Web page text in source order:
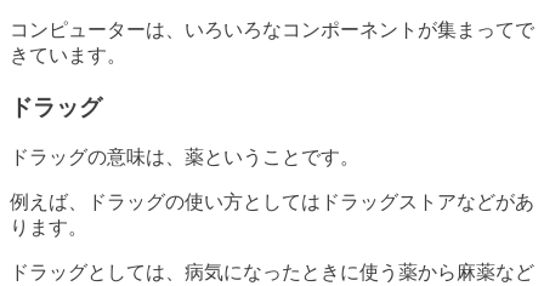
コンピューターは、いろいろなコンポーネントが集まってで
きています。
ドラッグ
ドラッグの意味は、薬ということです。
例えば、ドラッグの使い方としてはドラッグストアなどがあ
ります。
ドラッグとしては、病気になったときに使う薬から麻薬など